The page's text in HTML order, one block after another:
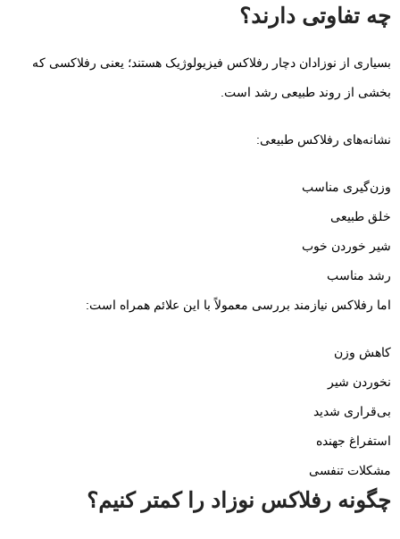
چه تفاوتی دارند؟
بسیاری از نوزادان دچار رفلاکس فیزیولوژیک هستند؛ یعنی رفلاکسی که
بخشی از روند طبیعی رشد است.
نشانه‌های رفلاکس طبیعی:
وزن‌گیری مناسب
خلق طبیعی
شیر خوردن خوب
رشد مناسب
اما رفلاکس نیازمند بررسی معمولاً با این علائم همراه است:
کاهش وزن
نخوردن شیر
بی‌قراری شدید
استفراغ جهنده
مشکلات تنفسی
چگونه رفلاکس نوزاد را کمتر کنیم؟